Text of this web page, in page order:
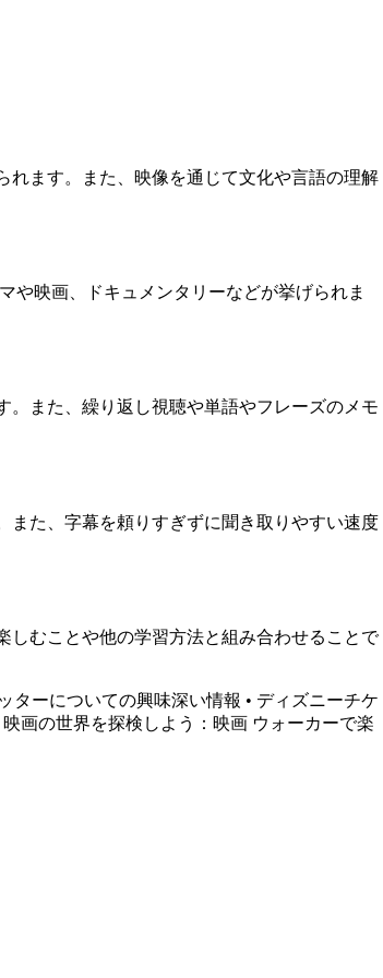
れます。また、映像を通じて文化や言語の理解
や映画、ドキュメンタリーなどが挙げられま
また、繰り返し視聴や単語やフレーズのメモ
また、字幕を頼りすぎずに聞き取りやすい速度
しむことや他の学習方法と組み合わせることで
ターについての興味深い情報 • ディズニーチケ
映画の世界を探検しよう：映画 ウォーカーで楽